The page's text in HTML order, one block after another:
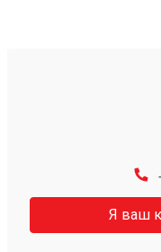
Я ваш